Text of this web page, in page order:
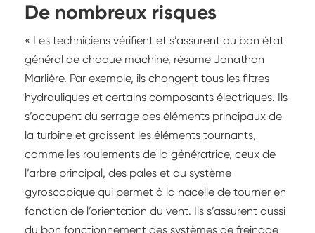
De nombreux risques
« Les techniciens vérifient et s’assurent du bon état
général de chaque machine, résume Jonathan
Marlière. Par exemple, ils changent tous les filtres
hydrauliques et certains composants électriques. Ils
s’occupent du serrage des éléments principaux de
la turbine et graissent les éléments tournants,
comme les roulements de la génératrice, ceux de
l’arbre principal, des pales et du système
gyroscopique qui permet à la nacelle de tourner en
fonction de l’orientation du vent. Ils s’assurent aussi
du bon fonctionnement des systèmes de freinage